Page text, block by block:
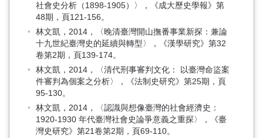
社會史分析（1898-1905）〉，《成大歷史學報》第
48期，頁121-156。
林文凱，2014，〈晚清臺灣開山撫番事業新探：兼論
十九世紀臺灣史的延續與轉型〉，《漢學研究》第32
卷第2期，頁139-174。
林文凱，2014，〈清代刑事審判文化： 以臺灣命盜案
件審判為個案之分析〉，《法制史研究》第25期，頁
95-130。
林文凱，2014，〈認識與想像臺灣的社會經濟史：
1920-1930 年代臺灣社會史論爭意義之重探〉，《臺
灣史研究》第21卷第2期，頁69-110。